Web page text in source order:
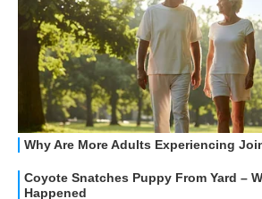
STREAMING E SERIE TV